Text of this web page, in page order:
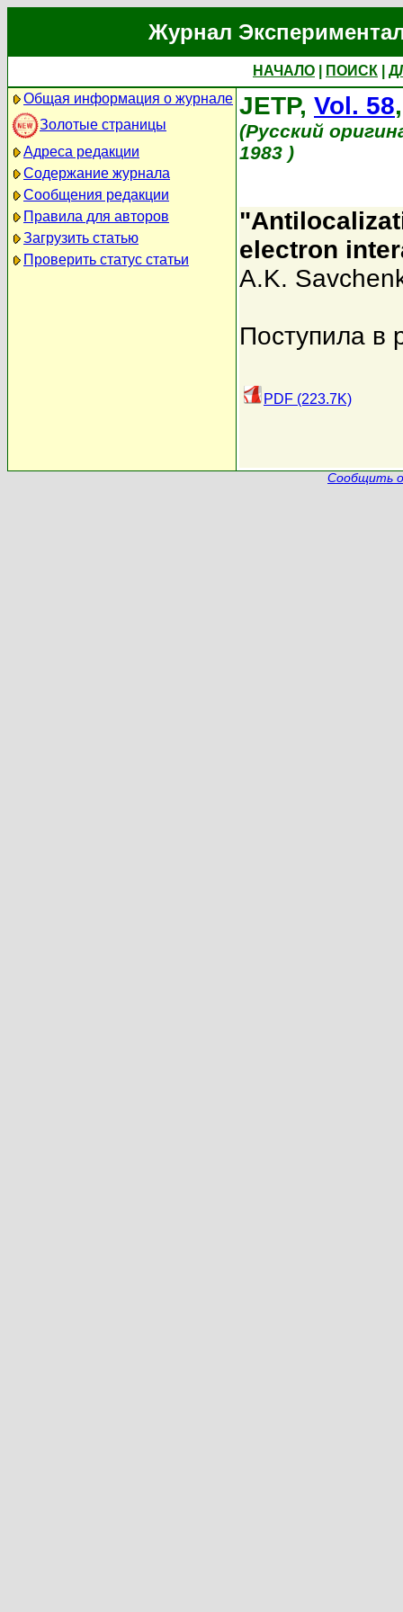
Журнал
НАЧАЛО ПОИСК
Общая информация о журнале
Золотые страницы
Адреса редакции
Содержание журнала
Сообщения редакции
Правила для авторов
Загрузить статью
Проверить статус статьи
JETP, Vol. 58
(Русский
1983 )
electron
A.K.
Поступила в
PDF (223.7K)
Сообщить о